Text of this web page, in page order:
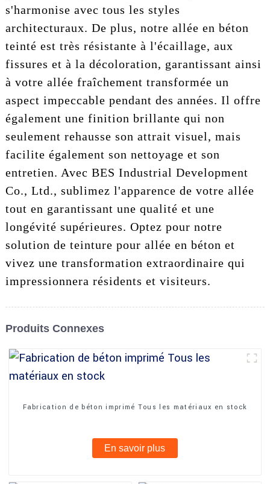
s'harmonise avec tous les styles
architecturaux. De plus, notre allée en béton
teinté est très résistante à l'écaillage, aux
fissures et à la décoloration, garantissant ainsi
à votre allée fraîchement transformée un
aspect impeccable pendant des années. Il offre
également une finition brillante qui non
seulement rehausse son attrait visuel, mais
facilite également son nettoyage et son
entretien. Avec BES Industrial Development
Co., Ltd., sublimez l'apparence de votre allée
tout en garantissant une qualité et une
longévité supérieures. Optez pour notre
solution de teinture pour allée en béton et
vivez une transformation extraordinaire qui
impressionnera résidents et visiteurs.
Produits Connexes
Fabrication de béton imprimé Tous les matériaux en stock
En savoir plus